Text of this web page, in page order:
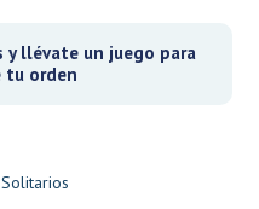
y llévate un juego para
tu orden
Solitarios